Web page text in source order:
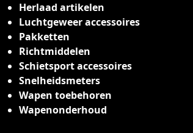
Herlaad artikelen
Luchtgeweer accessoires
Pakketten
Richtmiddelen
Schietsport accessoires
Snelheidsmeters
Wapen toebehoren
Wapenonderhoud